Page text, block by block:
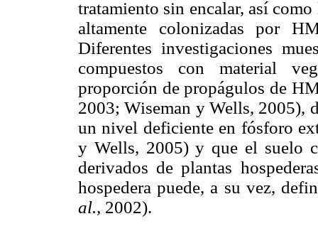
tratamiento sin encalar, así
altamente colonizadas por
Diferentes investigaciones
compuestos con material
proporción de propágulos de
2003; Wiseman y Wells, 2005),
un nivel deficiente en fósforo
y Wells, 2005) y que el suelo
derivados de plantas
hospedera puede, a su vez,
al., 2002).